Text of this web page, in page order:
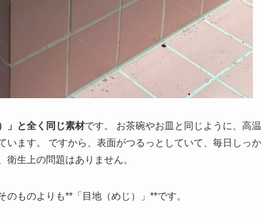
」と全く同じ素材です。 お茶碗やお皿と同じように、高温
います。 ですから、表面がつるっとしていて、毎日しっか
衛生上の問題はありません。
ものよりも**「目地（めじ）」**です。